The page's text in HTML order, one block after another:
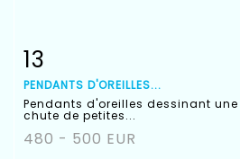
Fiche détaillée
13
PENDANTS D'OREILLES...
Pendants d'oreilles dessinant une
chute de petites...
480 - 500 EUR